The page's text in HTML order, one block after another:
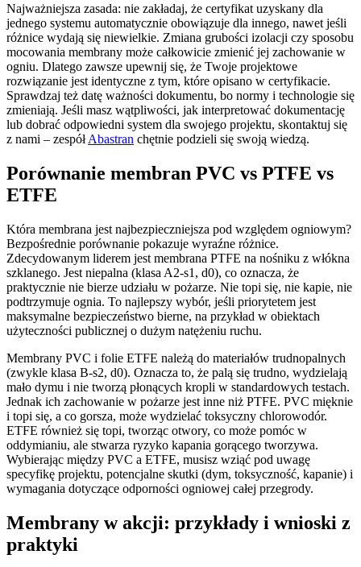
Najważniejsza zasada: nie zakładaj, że certyfikat uzyskany dla
jednego systemu automatycznie obowiązuje dla innego, nawet jeśli
różnice wydają się niewielkie. Zmiana grubości izolacji czy sposobu
mocowania membrany może całkowicie zmienić jej zachowanie w
ogniu. Dlatego zawsze upewnij się, że Twoje projektowe
rozwiązanie jest identyczne z tym, które opisano w certyfikacie.
Sprawdzaj też datę ważności dokumentu, bo normy i technologie się
zmieniają. Jeśli masz wątpliwości, jak interpretować dokumentację
lub dobrać odpowiedni system dla swojego projektu, skontaktuj się
z nami – zespółAbastran chętnie podzieli się swoją wiedzą.
Porównanie membran PVC vs PTFE vs
ETFE
Która membrana jest najbezpieczniejsza pod względem ogniowym?
Bezpośrednie porównanie pokazuje wyraźne różnice.
Zdecydowanym liderem jest membrana PTFE na nośniku z włókna
szklanego. Jest niepalna (klasa A2-s1, d0), co oznacza, że
praktycznie nie bierze udziału w pożarze. Nie topi się, nie kapie, nie
podtrzymuje ognia. To najlepszy wybór, jeśli priorytetem jest
maksymalne bezpieczeństwo bierne, na przykład w obiektach
użyteczności publicznej o dużym natężeniu ruchu.
Membrany PVC i folie ETFE należą do materiałów trudnopalnych
(zwykle klasa B-s2, d0). Oznacza to, że palą się trudno, wydzielają
mało dymu i nie tworzą płonących kropli w standardowych testach.
Jednak ich zachowanie w pożarze jest inne niż PTFE. PVC mięknie
i topi się, a co gorsza, może wydzielać toksyczny chlorowodór.
ETFE również się topi, tworząc otwory, co może pomóc w
oddymianiu, ale stwarza ryzyko kapania gorącego tworzywa.
Wybierając między PVC a ETFE, musisz wziąć pod uwagę
specyfikę projektu, potencjalne skutki (dym, toksyczność, kapanie) i
wymagania dotyczące odporności ogniowej całej przegrody.
Membrany w akcji: przykłady i wnioski z
praktyki